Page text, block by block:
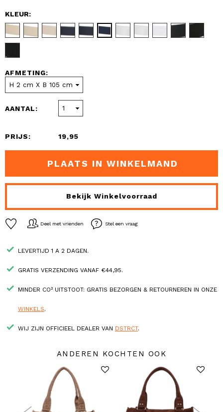
KLEUR:
AFMETING:
AANTAL:
PRIJS: 19,95
PLAATS IN WINKELMAND
Bekijk Winkelvoorraad
Deel met vrienden Stel een vraag
LEVERTIJD 1 A 2 DAGEN.
GRATIS VERZENDING VANAF €44,95.
MINDER CO² UITSTOOT: GRATIS BEZORGEN & RETOURNEREN IN ONZE
WINKELS.
WIJ ZIJN OFFICIEEL DEALER VAN DSTRCT.
ANDEREN KOCHTEN OOK